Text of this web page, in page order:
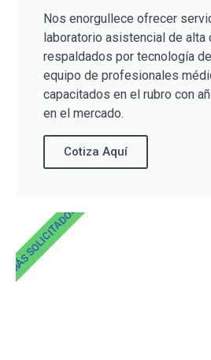
Nos enorgullece ofrecer
laboratorio asistencial de alta
respaldados por tecnología
equipo de profesionales
capacitados en el rubro con
en el mercado.
Cotiza Aquí
MÁS SOLICITADOS